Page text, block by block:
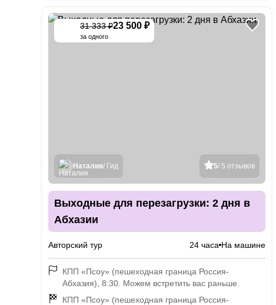
31 333 ₽23 500 ₽
за одного
5/ 5 отзывов
Наталия/ Гид
Выходные для перезагрузки: 2 дня в
Абхазии
Авторский тур 24 часа На машине
КПП «Псоу» (пешеходная граница Россия-
Абхазия), 8:30. Можем встретить вас раньше.
КПП «Псоу» (пешеходная граница Россия-